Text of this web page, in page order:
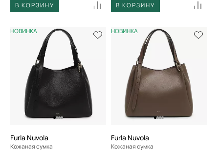
В КОРЗИНУ В КОРЗИНУ
НОВИНКА
Furla Nuvola
Кожаная сумка
НОВИНКА
Furla Nuvola
Кожаная сумка